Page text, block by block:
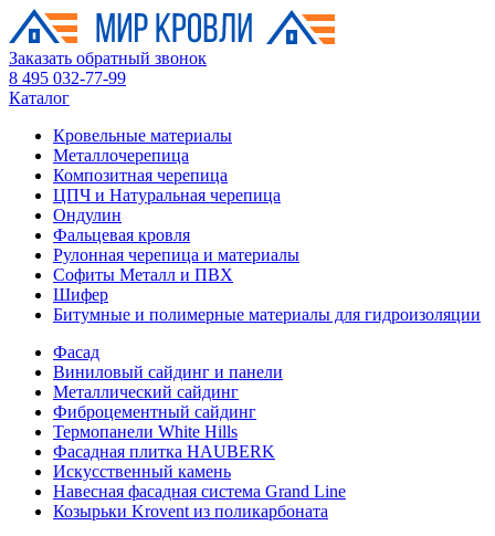
Заказать обратный звонок
8 495 032-77-99
Каталог
Кровельные материалы
Металлочерепица
Композитная черепица
ЦПЧ и Натуральная черепица
Ондулин
Фальцевая кровля
Рулонная черепица и материалы
Софиты Металл и ПВХ
Шифер
Битумные и полимерные материалы для гидроизоляции
Фасад
Виниловый сайдинг и панели
Металлический сайдинг
Фиброцементный сайдинг
Термопанели White Hills
Фасадная плитка HAUBERK
Искусственный камень
Навесная фасадная система Grand Line
Козырьки Krovent из поликарбоната